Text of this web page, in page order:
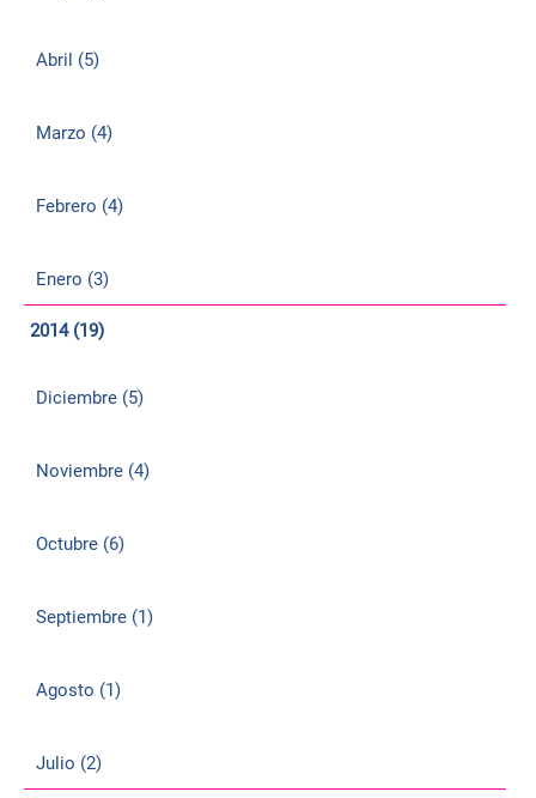
Abril (5)
Marzo (4)
Febrero (4)
Enero (3)
2014 (19)
Diciembre (5)
Noviembre (4)
Octubre (6)
Septiembre (1)
Agosto (1)
Julio (2)